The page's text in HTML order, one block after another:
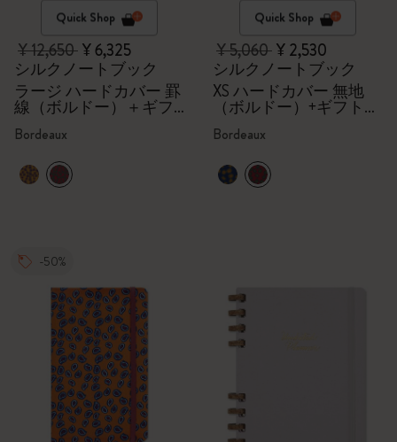
Quick Shop
¥ 12,650¥ 6,325
シルクノートブック
ラージ ハードカバー 罫
線（ボルドー）＋ギフ
トボックス
Bordeaux
Quick Shop
¥ 5,060¥ 2,530
シルクノートブック
XS ハードカバー 無地
（ボルドー）+ギフトボ
ックス
Bordeaux
-50%